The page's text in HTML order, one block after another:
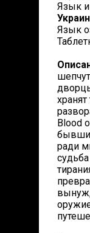
Язык
Язык
Blood
ради